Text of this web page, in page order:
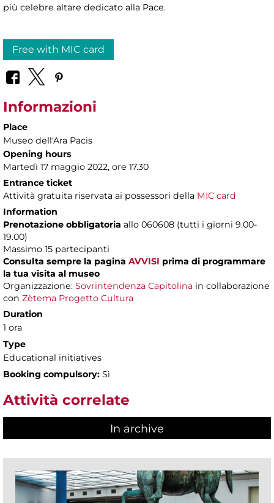
più celebre altare dedicato alla Pace.
Free with MIC card
Informazioni
Place
Museo dell'Ara Pacis
Opening hours
Martedì 17 maggio 2022, ore 17.30
Entrance ticket
Attività gratuita riservata ai possessori della MIC card
Information
Prenotazione obbligatoria allo 060608 (tutti i giorni 9.00-
19.00)
Massimo 15 partecipanti
Consulta sempre la pagina AVVISI prima di programmare
la tua visita al museo
Organizzazione: Sovrintendenza Capitolina in collaborazione
con Zètema Progetto Cultura
Duration
1 ora
Type
Educational initiatives
Booking compulsory: Sì
Attività correlate
In archive